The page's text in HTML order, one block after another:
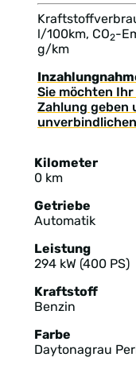
l/100km, CO2-
g/km
Sie möchten
Zahlung geben
Kilometer
0 km
Getriebe
Automatik
Leistung
294 kW (400 PS)
Kraftstoff
Benzin
Farbe
Daytonagrau